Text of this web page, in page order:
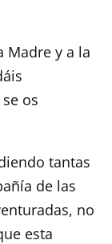
Madre y a la
os
tantas
de las
no
esta